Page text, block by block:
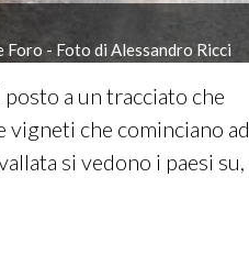
Foro - Foto di Alessandro Ricci
a un tracciato che
vigneti che cominciano ad
si vedono i paesi su,